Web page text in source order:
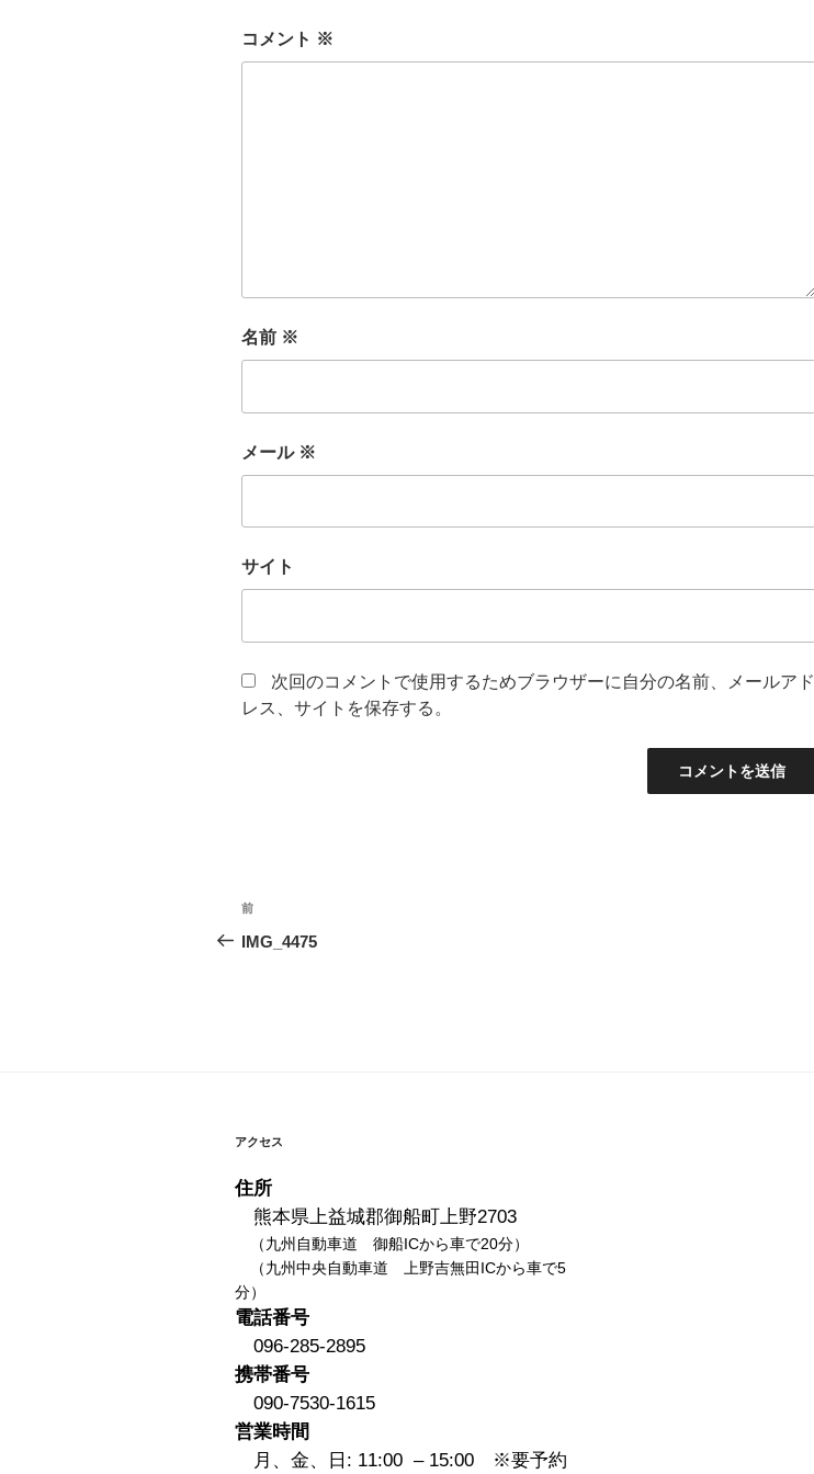
コメント ※
名前 ※
メール ※
サイト
次回のコメントで使用するためブラウザーに自分の名前、メールアド
レス、サイトを保存する。
投
稿
シ
ョ
ン
前
の
前
IMG_4475
アクセス
住所
熊本県上益城郡御船町上野2703
（九州自動車道 御船ICから車で20分）
（九州中央自動車道 上野吉無田ICから車で5
分）
電話番号
096-285-2895
携帯番号
090-7530-1615
営業時間
月、金、日: 11:00 – 15:00 ※要予約